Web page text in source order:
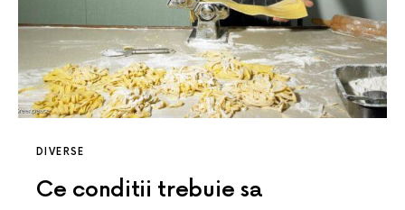
DIVERSE
Ce conditii trebuie sa